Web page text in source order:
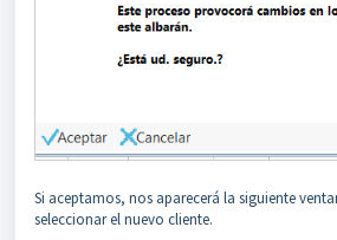
Si aceptamos, nos aparecerá la siguiente
seleccionar el nuevo cliente.